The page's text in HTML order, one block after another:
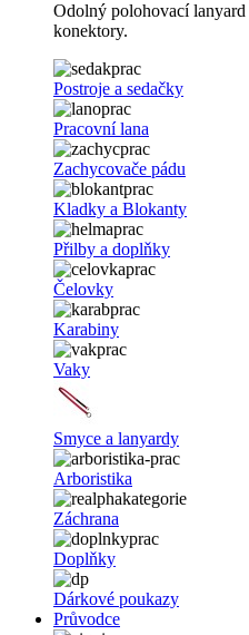
Odolný polohovací
konektory.
Postroje a sedačky
Pracovní lana
Zachycovače pádu
Kladky a Blokanty
Přilby a doplňky
Čelovky
Karabiny
Vaky
Smyce a lanyardy
Arboristika
Záchrana
Doplňky
Dárkové poukazy
Průvodce